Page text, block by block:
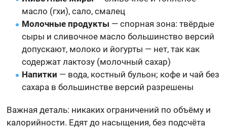
масло (гхи), сало, смалец
Молочные продукты — спорная зона: твёрдые
сыры и сливочное масло большинство версий
допускают, молоко и йогурты — нет, так как
содержат лактозу (молочный сахар)
Напитки — вода, костный бульон; кофе и чай без
сахара в большинстве версий разрешены
Важная деталь: никаких ограничений по объёму и
калорийности. Едят до насыщения, без подсчёта